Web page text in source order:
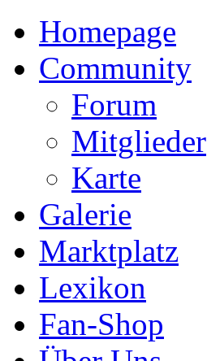
Homepage
Community
Forum
Mitglieder
Karte
Galerie
Marktplatz
Lexikon
Fan-Shop